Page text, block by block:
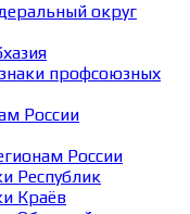
округ
профсоюзных
России
России
Республик
Краёв